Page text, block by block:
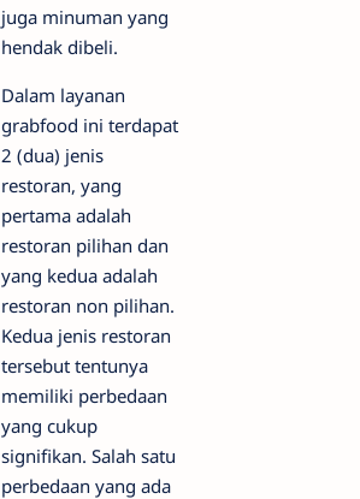
juga minuman yang
hendak dibeli.
Dalam layanan
grabfood ini terdapat
2 (dua) jenis
restoran, yang
pertama adalah
restoran pilihan dan
yang kedua adalah
restoran non pilihan.
Kedua jenis restoran
tersebut tentunya
memiliki perbedaan
yang cukup
signifikan. Salah satu
perbedaan yang ada